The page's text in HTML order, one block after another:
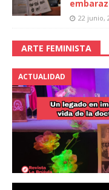
22 junio,
ARTE FEMINISTA
ACTUALIDAD